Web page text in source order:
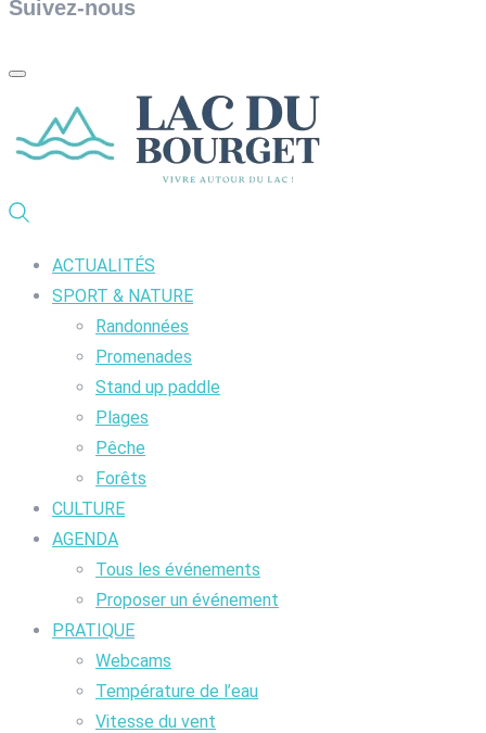
Suivez-nous
ACTUALITÉS
SPORT & NATURE
Randonnées
Promenades
Stand up paddle
Plages
Pêche
Forêts
CULTURE
AGENDA
Tous les événements
Proposer un événement
PRATIQUE
Webcams
Température de l’eau
Vitesse du vent